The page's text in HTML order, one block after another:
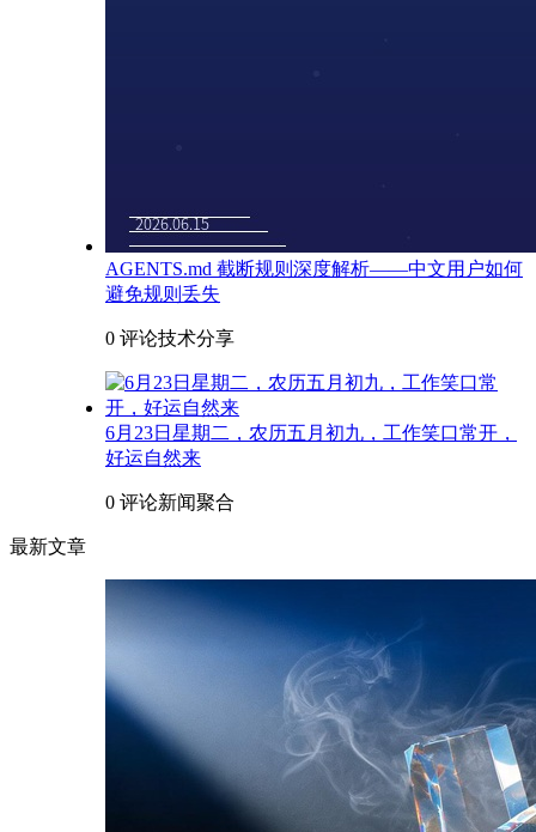
AGENTS.md 截断规则深度解析——中文用户如何
避免规则丢失
0 评论技术分享
6月23日星期二，农历五月初九，工作笑口常开，
好运自然来
0 评论新闻聚合
最新文章